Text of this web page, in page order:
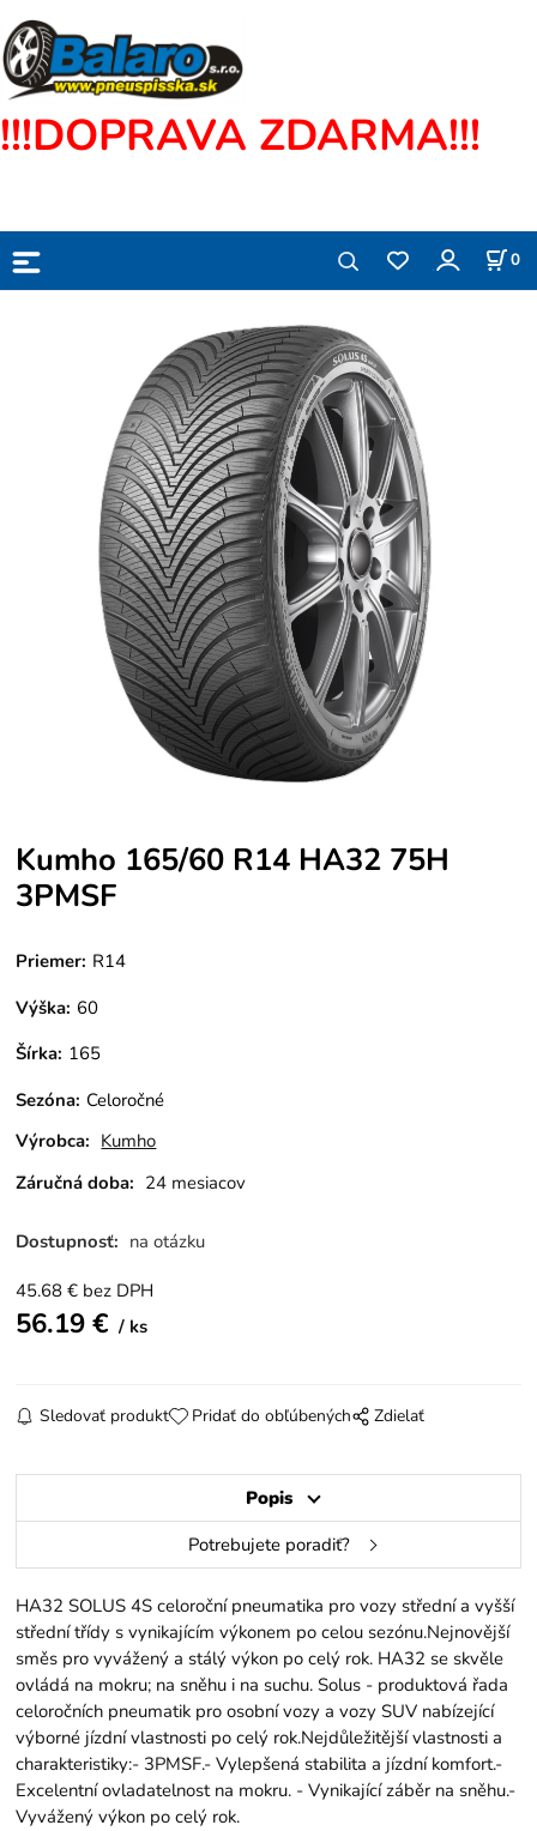
!!!DOPRAVA ZDARMA!!!
0
Kumho 165/60 R14 HA32 75H
3PMSF
Priemer: R14
Výška: 60
Šírka: 165
Sezóna: Celoročné
Výrobca: Kumho
Záručná doba: 24 mesiacov
Dostupnosť: na otázku
45.68 € bez DPH
56.19€ ks
Sledovať produkt Pridať do obľúbených Zdielať
Popis
Potrebujete poradiť?
HA32 SOLUS 4S celoroční pneumatika pro vozy střední a vyšší
střední třídy s vynikajícím výkonem po celou sezónu.Nejnovější
směs pro vyvážený a stálý výkon po celý rok. HA32 se skvěle
ovládá na mokru; na sněhu i na suchu. Solus - produktová řada
celoročních pneumatik pro osobní vozy a vozy SUV nabízející
výborné jízdní vlastnosti po celý rok.Nejdůležitější vlastnosti a
charakteristiky:- 3PMSF.- Vylepšená stabilita a jízdní komfort.-
Excelentní ovladatelnost na mokru. - Vynikající záběr na sněhu.-
Vyvážený výkon po celý rok.